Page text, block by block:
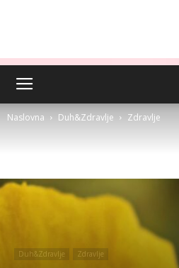
Naslovna Duh&Zdravlje Zdravlje
Duh&Zdravlje Zdravlje